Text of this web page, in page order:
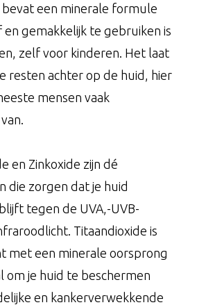
een minerale formule
gemakkelijk te gebruiken is
zelf voor kinderen. Het laat
resten achter op de huid, hier
mensen vaak
en Zinkoxide zijn dé
die zorgen dat je huid
tegen de UVA,-UVB-
Titaandioxide is
met een minerale oorsprong
om je huid te beschermen
en kankerverwekkende